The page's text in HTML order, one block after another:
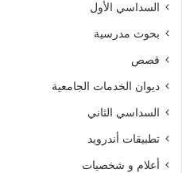
السداسي الأول
بحوث مدرسية
قصص
ديوان الخدمات الجامعية
السداسي الثاني
تطبيقات أندرويد
أعلام و شخصيات